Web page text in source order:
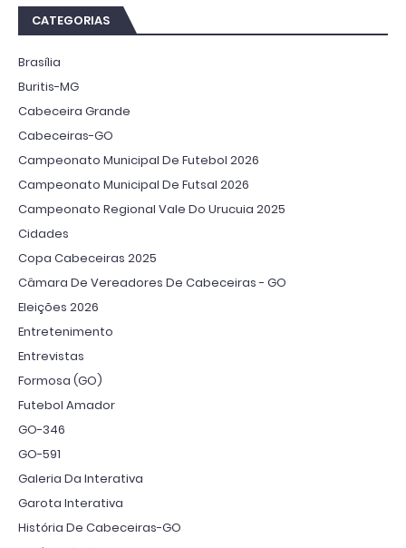
CATEGORIAS
Brasília
Buritis-MG
Cabeceira Grande
Cabeceiras-GO
Campeonato Municipal De Futebol 2026
Campeonato Municipal De Futsal 2026
Campeonato Regional Vale Do Urucuia 2025
Cidades
Copa Cabeceiras 2025
Câmara De Vereadores De Cabeceiras - GO
Eleições 2026
Entretenimento
Entrevistas
Formosa (GO)
Futebol Amador
GO-346
GO-591
Galeria Da Interativa
Garota Interativa
História De Cabeceiras-GO